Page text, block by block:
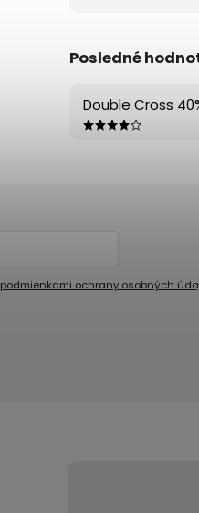
Posledné
Double Cross
podmienkami ochrany osobných